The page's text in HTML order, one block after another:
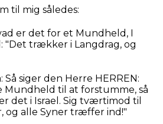
til mig således:
er det for et Mundheld, I
"Det trækker i Langdrag, og
siger den Herre HERREN:
Mundheld til at forstumme, så
det i Israel. Sig tværtimod til
og alle Syner træffer ind!"